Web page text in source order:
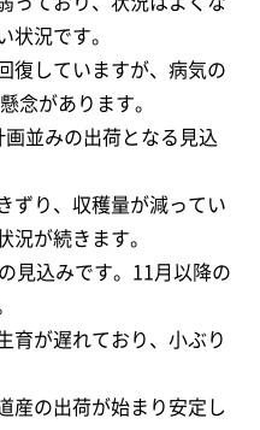
状況です。
復していますが、病気の
念があります。
並みの出荷となる見込
ずり、収穫量が減ってい
況が続きます。
見込みです。11月以降の
育が遅れており、小ぶり
産の出荷が始まり安定し